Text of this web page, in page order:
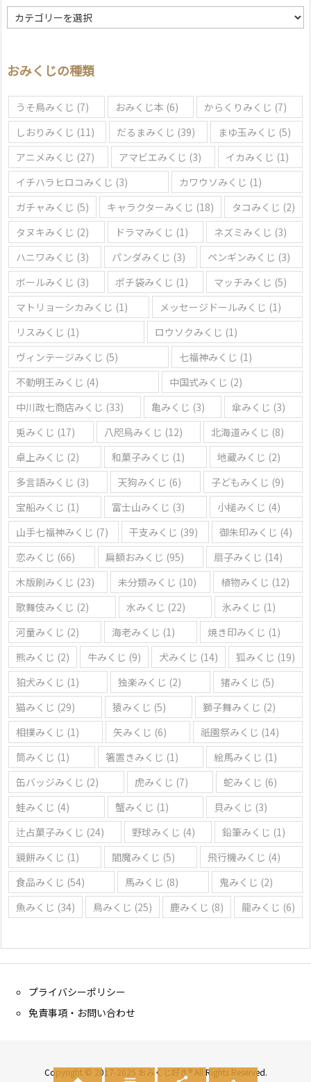
地
域
ぶ
おみくじの種類
うそ鳥みくじ (7) おみくじ本 (6) からくりみくじ (7)
しおりみくじ (11) だるまみくじ (39) まゆ玉みくじ (5)
アニメみくじ (27) アマビエみくじ (3) イカみくじ (1)
イチハラヒロコみくじ (3) カワウソみくじ (1)
ガチャみくじ (5) キャラクターみくじ (18) タコみくじ (2)
タヌキみくじ (2) ドラマみくじ (1) ネズミみくじ (3)
ハニワみくじ (3) パンダみくじ (3) ペンギンみくじ (3)
ボールみくじ (3) ポチ袋みくじ (1) マッチみくじ (5)
マトリョーシカみくじ (1) メッセージドールみくじ (1)
リスみくじ (1) ロウソクみくじ (1)
ヴィンテージみくじ (5) 七福神みくじ (1)
不動明王みくじ (4) 中国式みくじ (2)
中川政七商店みくじ (33) 亀みくじ (3) 傘みくじ (3)
兎みくじ (17) 八咫烏みくじ (12) 北海道みくじ (8)
卓上みくじ (2) 和菓子みくじ (1) 地蔵みくじ (2)
多言語みくじ (3) 天狗みくじ (6) 子どもみくじ (9)
宝船みくじ (1) 富士山みくじ (3) 小槌みくじ (4)
山手七福神みくじ (7) 干支みくじ (39) 御朱印みくじ (4)
恋みくじ (66) 扁額おみくじ (95) 扇子みくじ (14)
木版刷みくじ (23) 未分類みくじ (10) 植物みくじ (12)
歌舞伎みくじ (2) 水みくじ (22) 氷みくじ (1)
河童みくじ (2) 海老みくじ (1) 焼き印みくじ (1)
熊みくじ (2) 牛みくじ (9) 犬みくじ (14) 狐みくじ (19)
狛犬みくじ (1) 独楽みくじ (2) 猪みくじ (5)
猫みくじ (29) 猿みくじ (5) 獅子舞みくじ (2)
相撲みくじ (1) 矢みくじ (6) 祇園祭みくじ (14)
筒みくじ (1) 箸置きみくじ (1) 絵馬みくじ (1)
缶バッジみくじ (2) 虎みくじ (7) 蛇みくじ (6)
蛙みくじ (4) 蟹みくじ (1) 貝みくじ (3)
辻占菓子みくじ (24) 野球みくじ (4) 鉛筆みくじ (1)
鏡餅みくじ (1) 閻魔みくじ (5) 飛行機みくじ (4)
食品みくじ (54) 馬みくじ (8) 鬼みくじ (2)
魚みくじ (34) 鳥みくじ (25) 鹿みくじ (8) 龍みくじ (6)
プライバシーポリシー
免責事項・お問い合わせ
Copyright © 2017-2025 おみくじ好き® All Rights Reserved.